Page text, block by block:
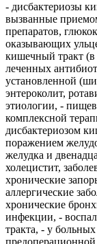
- дисбактериозы
вызванные
препаратов,
оказывающих
кишечный тракт
леченных
установленной
энтероколит,
этиологии, -
комплексной
дисбактериозом
поражением
желудка и
холецистит,
хронические
аллергические
хронические
инфекции, -
тракта, - у